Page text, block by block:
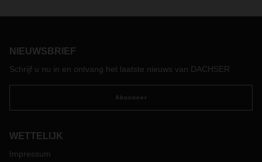
NIEUWSBRIEF
Schrijf u nu in en ontvang het laatste nieuws van DACHSER
Abonneer
WETTELIJK
Impressum